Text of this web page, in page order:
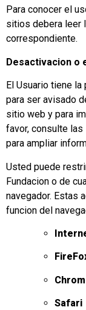
Para conocer el
sitios debera leer
correspondiente.
Desactivacion o
El Usuario tiene
para ser avisado
sitio web y para
favor, consulte
para ampliar
Usted puede
Fundacion o de
navegador. Estas
funcion del
Safari